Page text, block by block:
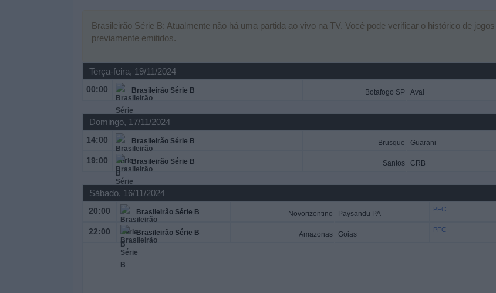
Brasileirão Série B: Atualmente não há uma partida ao vivo na TV. Você pode verificar o histórico de jogos
previamente emitidos.
Terça-feira, 19/11/2024
00:00 Brasileirão Série B Botafogo SP Avai
Domingo, 17/11/2024
14:00 Brasileirão Série B Brusque Guarani
19:00 Brasileirão Série B Santos CRB
Sábado, 16/11/2024
20:00 Brasileirão Série B Novorizontino Paysandu PA
PFC
22:00 Brasileirão Série B Amazonas Goias
PFC